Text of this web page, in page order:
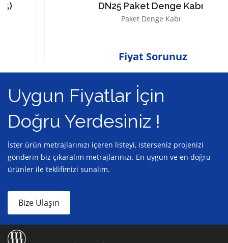
DN25 Paket Denge Kabı
Paket Denge Kabı
Fiyat Sorunuz
Uygun Fiyatlar İçin
Doğru Yerdesiniz !
İster ürün metrajlarınızı içeren listeyi, isterseniz projenizi
gönderin biz çıkaralım metrajlarınızı. En uygun ve en doğru
ürünler ile teklifimizi sunalım.
Bize Ulaşın